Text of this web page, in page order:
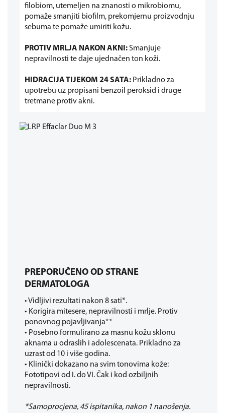
filobiom, utemeljen na znanosti o mikrobiomu,
pomaže smanjiti biofilm, prekomjernu proizvodnju
sebuma te pomaže umiriti kožu.
PROTIV MRLJA NAKON AKNI:Smanjuje
nepravilnosti te daje ujednačen ton koži.
HIDRACIJA TIJEKOM 24 SATA: Prikladno za
upotrebu uz propisani benzoil peroksid i druge
tretmane protiv akni.
PREPORUČENO OD STRANE
DERMATOLOGA
• Vidljivi rezultati nakon 8 sati*.
• Korigira mitesere, nepravilnosti i mrlje. Protiv
ponovnog pojavljivanja**
• Posebno formulirano za masnu kožu sklonu
aknama u odraslih i adolescenata. Prikladno za
uzrast od 10 i više godina.
• Klinički dokazano na svim tonovima kože:
Fototipovi od I. do VI. Čak i kod ozbiljnih
nepravilnosti.
*Samoprocjena, 45 ispitanika, nakon 1 nanošenja.